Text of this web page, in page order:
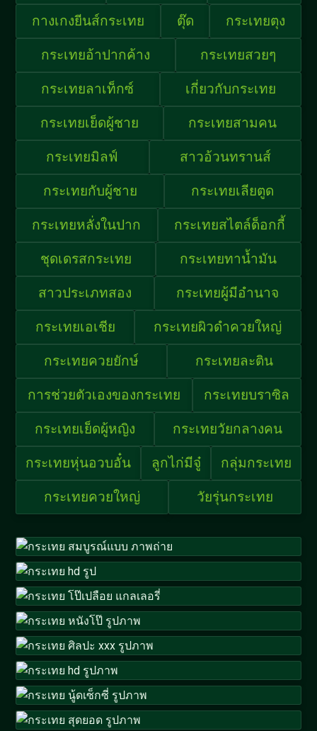
กางเกงยีนส์กระเทย ตุ๊ด กระเทยตุง
กระเทยอ้าปากค้าง กระเทยสวยๆ
กระเทยลาเท็กซ์ เกี่ยวกับกระเทย
กระเทยเย็ดผู้ชาย กระเทยสามคน
กระเทยมิลฟ์ สาวอ้วนทรานส์
กระเทยกับผู้ชาย กระเทยเลียตูด
กระเทยหลั่งในปาก กระเทยสไตล์ด็อกกี้
ชุดเดรสกระเทย กระเทยทาน้ำมัน
สาวประเภทสอง กระเทยผู้มีอำนาจ
กระเทยเอเชีย กระเทยผิวดำควยใหญ่
กระเทยควยยักษ์ กระเทยละติน
การช่วยตัวเองของกระเทย กระเทยบราซิล
กระเทยเย็ดผู้หญิง กระเทยวัยกลางคน
กระเทยหุ่นอวบอั๋น ลูกไก่มีจู๋ กลุ่มกระเทย
กระเทยควยใหญ่ วัยรุ่นกระเทย